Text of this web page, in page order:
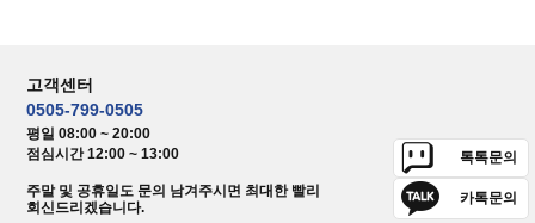
고객센터
0505-799-0505
평일 08:00 ~ 20:00
점심시간 12:00 ~ 13:00
주말 및 공휴일도 문의 남겨주시면 최대한 빨리
회신드리겠습니다.
톡톡문의
카톡문의